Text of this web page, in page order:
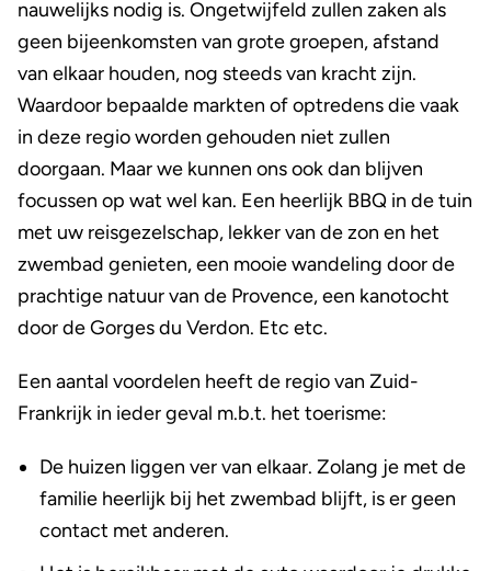
nauwelijks nodig is. Ongetwijfeld zullen zaken als
geen bijeenkomsten van grote groepen, afstand
van elkaar houden, nog steeds van kracht zijn.
Waardoor bepaalde markten of optredens die vaak
in deze regio worden gehouden niet zullen
doorgaan. Maar we kunnen ons ook dan blijven
focussen op wat wel kan. Een heerlijk BBQ in de tuin
met uw reisgezelschap, lekker van de zon en het
zwembad genieten, een mooie wandeling door de
prachtige natuur van de Provence, een kanotocht
door de Gorges du Verdon. Etc etc.
Een aantal voordelen heeft de regio van Zuid-
Frankrijk in ieder geval m.b.t. het toerisme:
De huizen liggen ver van elkaar. Zolang je met de
familie heerlijk bij het zwembad blijft, is er geen
contact met anderen.